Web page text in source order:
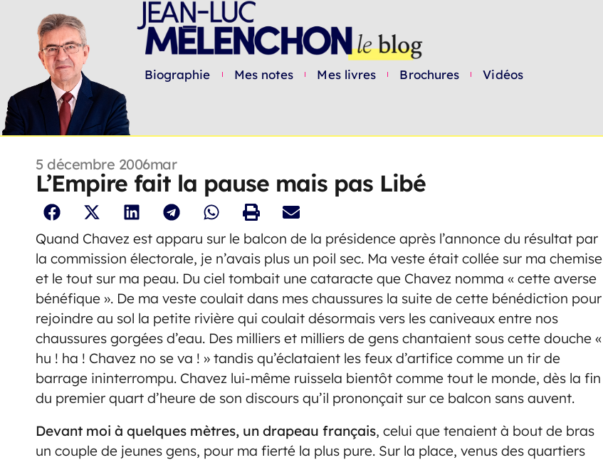
Biographie Mes notes Mes livres Brochures Vidéos
5 décembre 2006mar
L’Empire fait la pause mais pas Libé
Quand Chavez est apparu sur le balcon de la présidence après l’annonce du résultat par
la commission électorale, je n’avais plus un poil sec. Ma veste était collée sur ma chemise
et le tout sur ma peau. Du ciel tombait une cataracte que Chavez nomma « cette averse
bénéfique ». De ma veste coulait dans mes chaussures la suite de cette bénédiction pour
rejoindre au sol la petite rivière qui coulait désormais vers les caniveaux entre nos
chaussures gorgées d’eau. Des milliers et milliers de gens chantaient sous cette douche «
hu ! ha ! Chavez no se va ! » tandis qu’éclataient les feux d’artifice comme un tir de
barrage ininterrompu. Chavez lui-même ruissela bientôt comme tout le monde, dès la fin
du premier quart d’heure de son discours qu’il prononçait sur ce balcon sans auvent.
Devant moi à quelques mètres, un drapeau français, celui que tenaient à bout de bras
un couple de jeunes gens, pour ma fierté la plus pure. Sur la place, venus des quartiers